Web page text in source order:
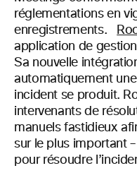
réglementations en
enregistrements.
application de
Sa nouvelle
automatiquement
incident se produit.
intervenants de
manuels fastidieux
sur le plus important
pour résoudre